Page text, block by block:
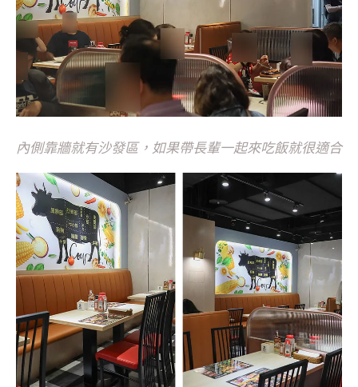
內側靠牆就有沙發區，如果帶長輩一起來吃飯就很適合